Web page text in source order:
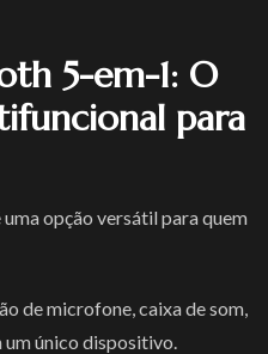
5-em-1: O
para
opção versátil para quem
de microfone, caixa de som,
um único dispositivo.